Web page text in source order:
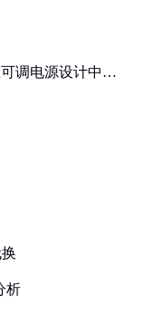
调电源设计中的
析